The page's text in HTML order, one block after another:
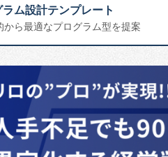
ム設計テンプレート
から最適なプログラム型を提案